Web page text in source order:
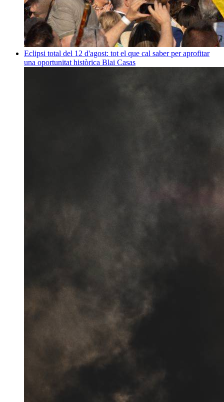
Eclipsi total del 12 d'agost: tot el que cal saber per aprofitar
una oportunitat històrica Blai Casas